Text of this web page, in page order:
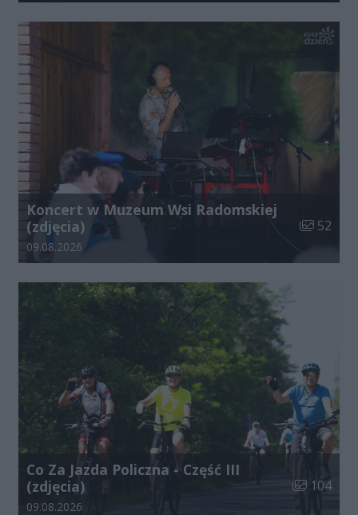
Koncert w Muzeum Wsi Radomskiej
(zdjęcia)
Liczba
52
Data dodania galerii:
09.08.2026
Co Za Jazda Policzna - Część III
(zdjęcia)
Liczba
104
Data dodania galerii:
09.08.2026